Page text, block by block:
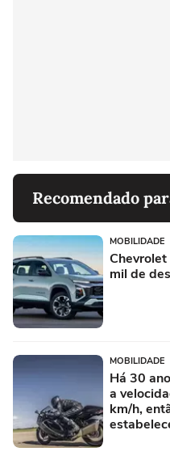
Recomendado
MOBILIDADE
mil de
MOBILIDADE
Há 30
a
km/h,